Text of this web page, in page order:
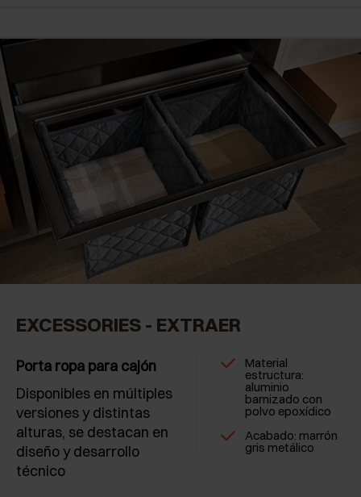
EXCESSORIES - EXTRAER
Porta ropa para cajón
Disponibles en múltiples
versiones y distintas
alturas, se destacan en
diseño y desarrollo
técnico
Material
estructura:
aluminio
barnizado con
polvo epoxídico
Acabado: marrón
gris metálico